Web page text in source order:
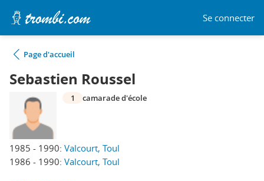
Se connecter
Page d'accueil
Sebastien Roussel
1985 - 1990: Valcourt, Toul
1986 - 1990: Valcourt, Toul
1 camarade d'école